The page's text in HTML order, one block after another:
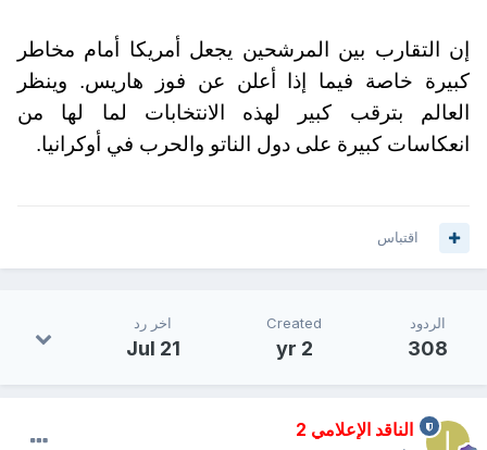
إن التقارب بين المرشحين يجعل أمريكا أمام مخاطر
كبيرة خاصة فيما إذا أعلن عن فوز هاريس. وينظر
العالم بترقب كبير لهذه الانتخابات لما لها من
انعكاسات كبيرة على دول الناتو والحرب في أوكرانيا.
اقتباس
الردود
308
Created
2 yr
اخر رد
Jul 21
الناقد الإعلامي 2